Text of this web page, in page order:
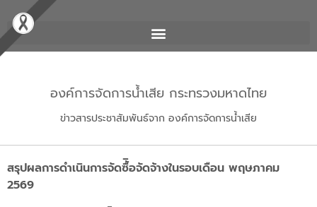
องค์การจัดการน้ำเสีย กระทรวงมหาดไทย
ข่าวสารประชาสัมพันธ์จาก องค์การจัดการน้ำเสีย
สรุปผลการดำเนินการจัดซื้ิอจัดจ้างในรอบเดือน พฤษภาคม
2569